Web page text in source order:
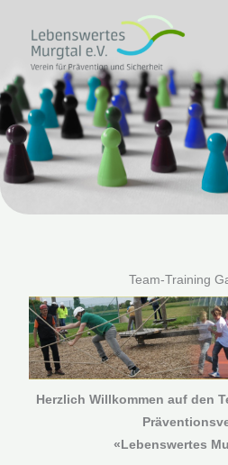
springen
Team-Training
Herzlich Willkommen auf den
«Lebenswertes